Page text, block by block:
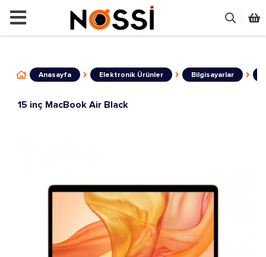
ÜRÜNLERİN TAMAMI
Anasayfa Elektronik Ürünler Bilgisayarlar
15 inç MacBook Air Black